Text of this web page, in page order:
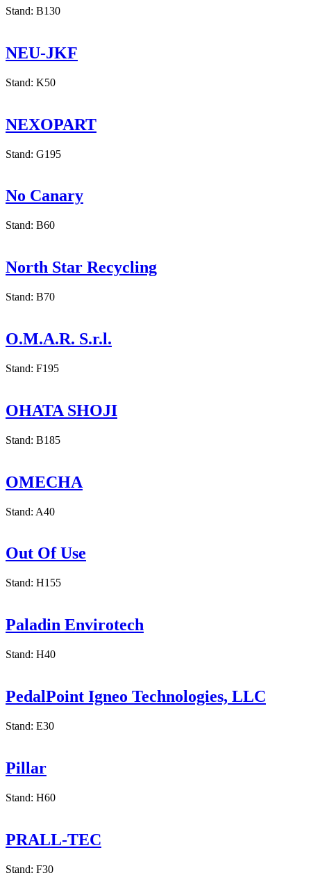
NEFAB
Stand: B130
NEU-JKF
Stand: K50
NEXOPART
Stand: G195
No Canary
Stand: B60
North Star Recycling
Stand: B70
O.M.A.R. S.r.l.
Stand: F195
OHATA SHOJI
Stand: B185
OMECHA
Stand: A40
Out Of Use
Stand: H155
Paladin Envirotech
Stand: H40
PedalPoint Igneo Technologies, LLC
Stand: E30
Pillar
Stand: H60
PRALL-TEC